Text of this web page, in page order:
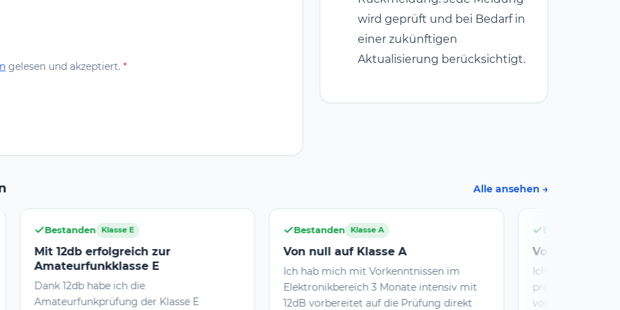
gelesen und akzeptiert. *
wird geprüft und bei Bedarf in
einer zukünftigen
Aktualisierung berücksichtigt.
Alle ansehen
Klasse E
Von null auf Klasse A
Ich hab mich mit Vorkenntnissen im
Elektronikbereich 3 Monate intensiv mit
12dB vorbereitet auf die Prüfung direkt
Von null auf 12db in die E-Klasse
Ich hatte vor ein paar Jahren schon mal
probiert, mich auf die Prüfung
vorzubereiten und dabei die klassischen